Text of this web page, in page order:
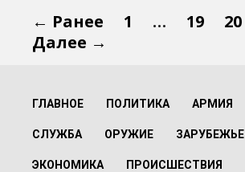
← Ранее 1 … 19 20
Далее →
ГЛАВНОЕ ПОЛИТИКА АРМИЯ
СЛУЖБА ОРУЖИЕ ЗАРУБЕЖЬЕ
ЭКОНОМИКА ПРОИСШЕСТВИЯ